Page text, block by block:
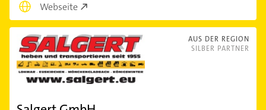
Webseite
AUS DER REGION
SILBER PARTNER